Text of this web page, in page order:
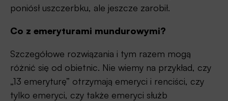
poniósł uszczerbku, ale jeszcze zarobił.
Co z emeryturami mundurowymi?
Szczegółowe rozwiązania i tym razem mogą
różnić się od obietnic. Nie wiemy na przykład, czy
„13 emeryturę” otrzymają emeryci i renciści, czy
tylko emeryci, czy także emeryci służb